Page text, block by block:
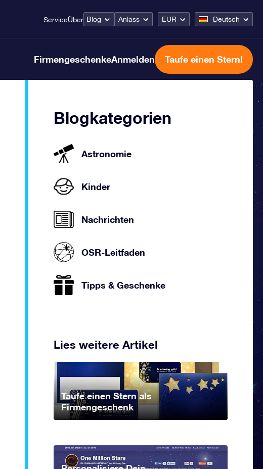
ServiceÜber Blog Anlass EUR Deutsch
FirmengeschenkeAnmelden Taufe einen Stern!
Blogkategorien
Astronomie
Kinder
Nachrichten
OSR-Leitfaden
Tipps & Geschenke
Lies weitere Artikel
Taufe einen Stern als
Firmengeschenk